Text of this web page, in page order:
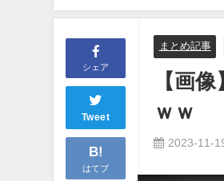
シェア
Tweet
B!
はてブ
まとめ記事
【画
ｗｗ
2023-11-